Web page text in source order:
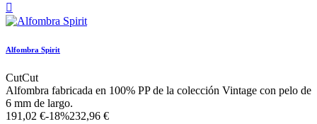

Alfombra Spirit
CutCut
Alfombra fabricada en 100% PP de la colección Vintage con pelo de
6 mm de largo.
191,02 €-18%232,96 €